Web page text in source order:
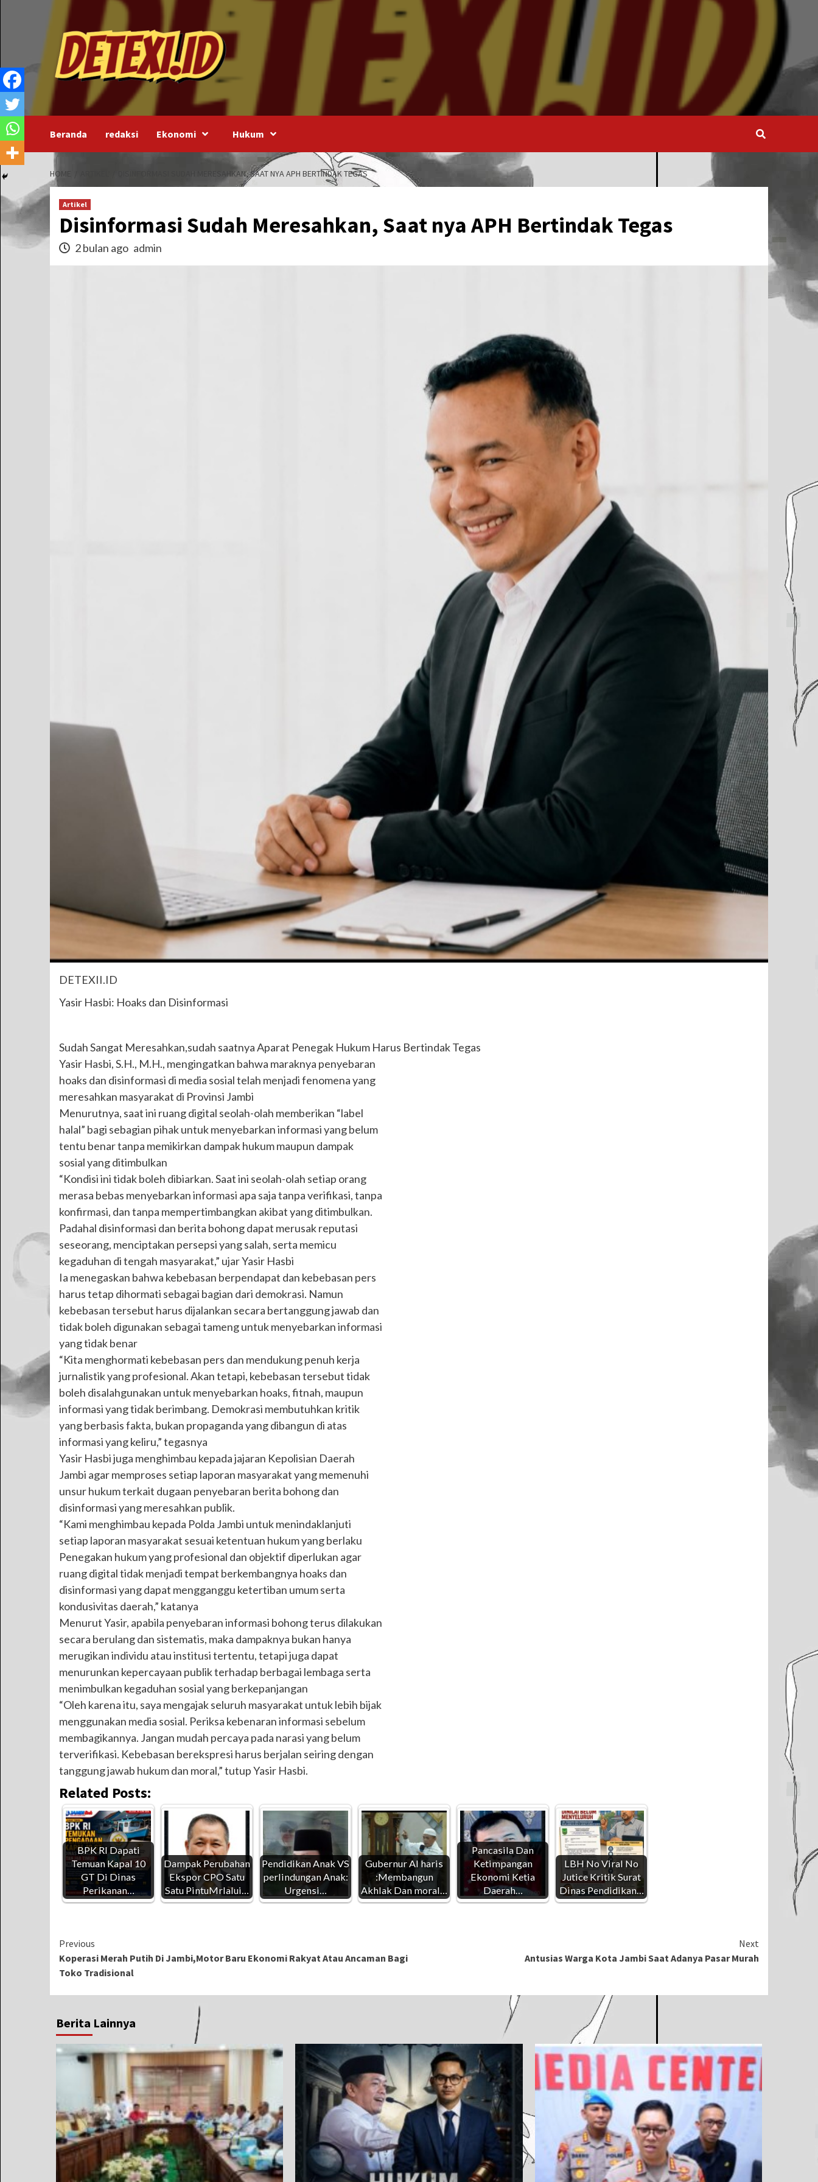
Beranda redaksi Ekonomi Hukum
HOME DISINFORMASI SUDAH MERESAHKAN, SAAT NYA APH BERTINDAK TEGAS
Artikel
Disinformasi Sudah Meresahkan, Saat nya APH Bertindak Tegas
2 bulan ago admin
DETEXII.ID
Yasir Hasbi: Hoaks dan Disinformasi
Sudah Sangat Meresahkan,sudah saatnya Aparat Penegak Hukum Harus Bertindak Tegas
Yasir Hasbi, S.H., M.H., mengingatkan bahwa maraknya penyebaran
hoaks dan disinformasi di media sosial telah menjadi fenomena yang
meresahkan masyarakat di Provinsi Jambi
Menurutnya, saat ini ruang digital seolah-olah memberikan “label
halal” bagi sebagian pihak untuk menyebarkan informasi yang belum
tentu benar tanpa memikirkan dampak hukum maupun dampak
sosial yang ditimbulkan
“Kondisi ini tidak boleh dibiarkan. Saat ini seolah-olah setiap orang
merasa bebas menyebarkan informasi apa saja tanpa verifikasi, tanpa
konfirmasi, dan tanpa mempertimbangkan akibat yang ditimbulkan.
Padahal disinformasi dan berita bohong dapat merusak reputasi
seseorang, menciptakan persepsi yang salah, serta memicu
kegaduhan di tengah masyarakat,” ujar Yasir Hasbi
Ia menegaskan bahwa kebebasan berpendapat dan kebebasan pers
harus tetap dihormati sebagai bagian dari demokrasi. Namun
kebebasan tersebut harus dijalankan secara bertanggung jawab dan
tidak boleh digunakan sebagai tameng untuk menyebarkan informasi
yang tidak benar
“Kita menghormati kebebasan pers dan mendukung penuh kerja
jurnalistik yang profesional. Akan tetapi, kebebasan tersebut tidak
boleh disalahgunakan untuk menyebarkan hoaks, fitnah, maupun
informasi yang tidak berimbang. Demokrasi membutuhkan kritik
yang berbasis fakta, bukan propaganda yang dibangun di atas
informasi yang keliru,” tegasnya
Yasir Hasbi juga menghimbau kepada jajaran Kepolisian Daerah
Jambi agar memproses setiap laporan masyarakat yang memenuhi
unsur hukum terkait dugaan penyebaran berita bohong dan
disinformasi yang meresahkan publik.
“Kami menghimbau kepada Polda Jambi untuk menindaklanjuti
setiap laporan masyarakat sesuai ketentuan hukum yang berlaku
Penegakan hukum yang profesional dan objektif diperlukan agar
ruang digital tidak menjadi tempat berkembangnya hoaks dan
disinformasi yang dapat mengganggu ketertiban umum serta
kondusivitas daerah,” katanya
Menurut Yasir, apabila penyebaran informasi bohong terus dilakukan
secara berulang dan sistematis, maka dampaknya bukan hanya
merugikan individu atau institusi tertentu, tetapi juga dapat
menurunkan kepercayaan publik terhadap berbagai lembaga serta
menimbulkan kegaduhan sosial yang berkepanjangan
“Oleh karena itu, saya mengajak seluruh masyarakat untuk lebih bijak
menggunakan media sosial. Periksa kebenaran informasi sebelum
membagikannya. Jangan mudah percaya pada narasi yang belum
terverifikasi. Kebebasan berekspresi harus berjalan seiring dengan
tanggung jawab hukum dan moral,” tutup Yasir Hasbi.
Related Posts:
BPK RI Dapati
Temuan Kapal 10
GT Di Dinas
Perikanan…
Dampak Perubahan
Ekspor CPO Satu
Satu PintuMrlalui…
Pendidikan Anak VS
perlindungan Anak:
Urgensi…
Gubernur Al haris
:Membangun
Akhlak Dan moral…
Pancasila Dan
Ketimpangan
Ekonomi Ketia
Daerah…
LBH No Viral No
Jutice Kritik Surat
Dinas Pendidikan…
Continue
Reading
Previous
Koperasi Merah Putih Di Jambi,Motor Baru Ekonomi Rakyat Atau Ancaman Bagi
Toko Tradisional
Next
Antusias Warga Kota Jambi Saat Adanya Pasar Murah
Berita Lainnya